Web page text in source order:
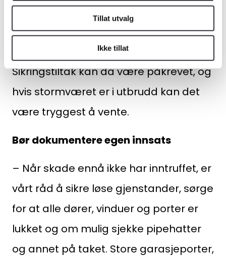
Tillat utvalg
Ikke tillat
særlig forsiktig ved behov for å bevege
seg opp i høyden, for eksempel for å
inspisere tak, beslag og rundt piper.
Sikringstiltak kan da være påkrevet, og
hvis stormværet er i utbrudd kan det
være tryggest å vente.
Bør dokumentere egen innsats
– Når skade ennå ikke har inntruffet, er
vårt råd å sikre løse gjenstander, sørge
for at alle dører, vinduer og porter er
lukket og om mulig sjekke pipehatter
og annet på taket. Store garasjeporter,